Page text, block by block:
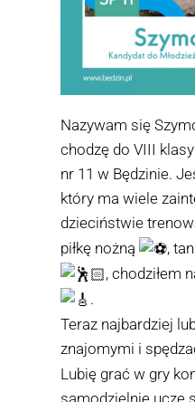
Nazywam się
chodzę do VIII klasy
nr 11 w Będzinie.
który ma wiele
dzieciństwie
piłkę nożną
,
, chodziłem
.
Teraz najbardziej
znajomymi i
Lubię grać w gry